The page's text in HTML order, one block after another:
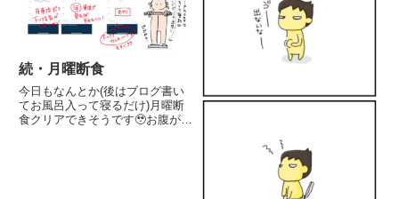
続・月曜断食
今日もなんとか(後はブログ書い
てお風呂入って寝るだけ)月曜断
食クリアできそうです🥹お腹が減